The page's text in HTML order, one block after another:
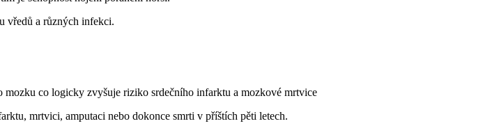
vředů a různých infekci.
mozku co logicky zvyšuje riziko srdečního infarktu a mozkové mrtvice
mrtvici, amputaci nebo dokonce smrti v příštích pěti letech.